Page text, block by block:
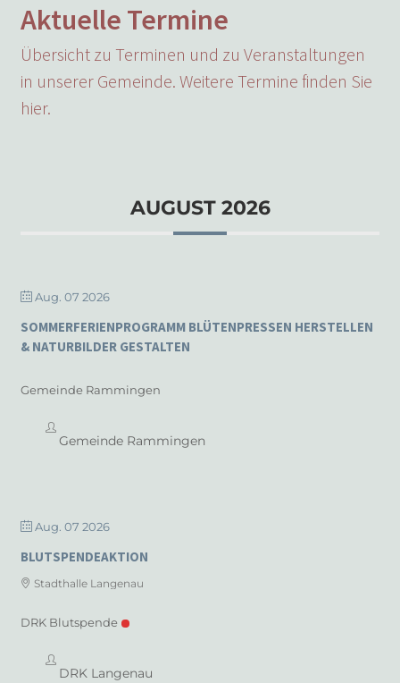
Aktuelle Termine
Übersicht zu Terminen und zu Veranstaltungen
in unserer Gemeinde. Weitere Termine finden Sie
hier.
AUGUST 2026
Aug. 07 2026
SOMMERFERIENPROGRAMM BLÜTENPRESSEN HERSTELLEN
& NATURBILDER GESTALTEN
Gemeinde Rammingen
Gemeinde Rammingen
Aug. 07 2026
BLUTSPENDEAKTION
Stadthalle Langenau
DRK Blutspende
DRK Langenau